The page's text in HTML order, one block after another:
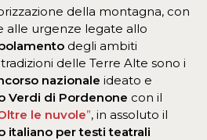
della montagna, con
alle urgenze legate allo
degli ambiti
delle Terre Alte sono i
nazionale ideato e
Verdi di Pordenone con il
le nuvole”, in assoluto il
italiano per testi teatrali